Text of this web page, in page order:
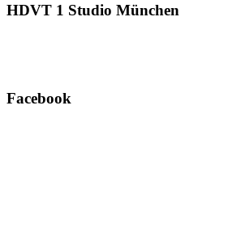
HDVT 1 Studio München
Facebook